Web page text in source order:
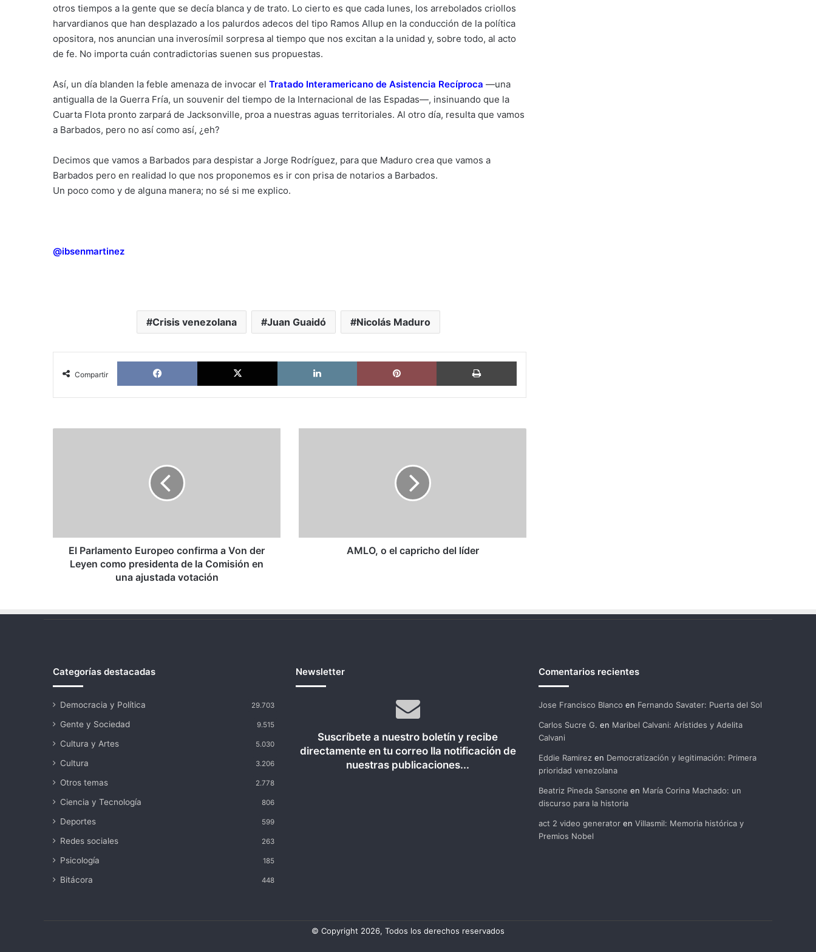
otros tiempos a la gente que se decía blanca y de trato. Lo cierto es que cada lunes, los arrebolados criollos
harvardianos que han desplazado a los palurdos adecos del tipo Ramos Allup en la conducción de la política
opositora, nos anuncian una inverosímil sorpresa al tiempo que nos excitan a la unidad y, sobre todo, al acto
de fe. No importa cuán contradictorias suenen sus propuestas.
Así, un día blanden la feble amenaza de invocar el Tratado Interamericano de Asistencia Recíproca —una
antigualla de la Guerra Fría, un souvenir del tiempo de la Internacional de las Espadas—, insinuando que la
Cuarta Flota pronto zarpará de Jacksonville, proa a nuestras aguas territoriales. Al otro día, resulta que vamos
a Barbados, pero no así como así, ¿eh?
Decimos que vamos a Barbados para despistar a Jorge Rodríguez, para que Maduro crea que vamos a
Barbados pero en realidad lo que nos proponemos es ir con prisa de notarios a Barbados.
Un poco como y de alguna manera; no sé si me explico.
@ibsenmartinez
Crisis venezolana Juan Guaidó Nicolás Maduro
Compartir
Facebook X LinkedIn Pinterest Imprimir
como
presidenta
una
El Parlamento Europeo confirma a Von der
Leyen como presidenta de la Comisión en
una ajustada votación
AMLO, o el capricho del líder
Categorías destacadas
Democracia y Política 29.703
Gente y Sociedad 9.515
Cultura y Artes 5.030
Cultura 3.206
Otros temas 2.778
Ciencia y Tecnología 806
Deportes 599
Redes sociales 263
Psicología 185
Bitácora 448
Newsletter
Suscríbete a nuestro boletín y recibe
directamente en tu correo lla notificación de
nuestras publicaciones...
Comentarios recientes
Jose Francisco Blanco en Fernando Savater: Puerta del Sol
Carlos Sucre G. en Maribel Calvani: Arístides y Adelita
Calvani
Eddie Ramirezen Democratización y legitimación: Primera
prioridad venezolana
Beatriz Pineda Sansone en María Corina Machado: un
discurso para la historia
act 2 video generatoren Villasmil: Memoria histórica y
Premios Nobel
© Copyright 2026, Todos los derechos reservados